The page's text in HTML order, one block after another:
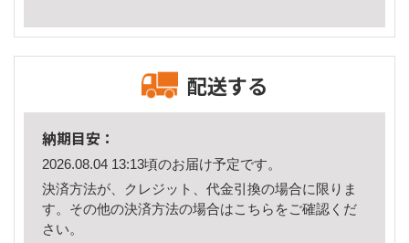
配送する
納期目安：
2026.08.04 13:13頃のお届け予定です。
決済方法が、クレジット、代金引換の場合に限りま
す。その他の決済方法の場合はこちら をご確認くだ
さい。